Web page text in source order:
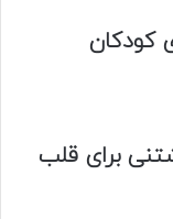
کودکان
برای قلب